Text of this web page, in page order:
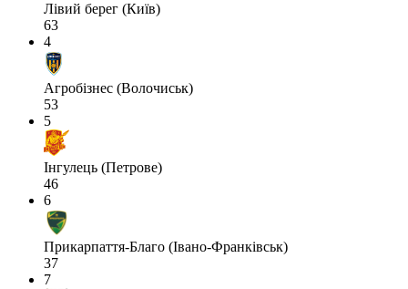
Лівий берег (Київ)
63
4
Агробізнес (Волочиськ)
53
5
Інгулець (Петрове)
46
6
Прикарпаття-Благо (Івано-Франківськ)
37
7